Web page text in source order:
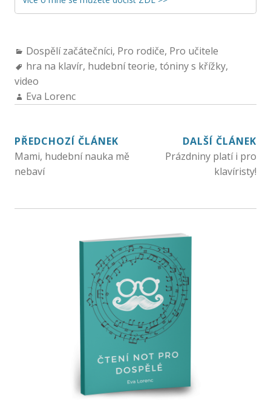
Dospělí začátečníci, Pro rodiče, Pro učitele
hra na klavír, hudební teorie, tóniny s křížky,
video
Eva Lorenc
PŘEDCHOZÍ ČLÁNEK
Mami, hudební nauka mě
nebaví
DALŠÍ ČLÁNEK
Prázdniny platí i pro
klavíristy!